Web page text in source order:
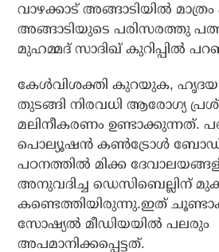
വാഴക്കാട് അങ്ങാടിയില്‍
അങ്ങാടിയുടെ പരിസരത്തു
മുഹമ്മദ് സാദിഖ് കുറിപ്പില്‍
കേള്‍വിശക്തി കുറയുക,
തുടങ്ങി നിരവധി ആരോഗ്യ
മലിനീകരണം ഉണ്ടാക്കുന്നത്.
പൊല്യൂഷന്‍ കണ്‍ട്രോള്‍ ബോഡ്
പഠനത്തില്‍ മിക്ക
അനുവദിച്ച ഡെസിബെല്ലിന്
കണ്ടെത്തിയിരുന്നു.ഇത്
സോഷ്യല്‍ മീഡിയയില്‍ പലരും
അപമാനിക്കപ്പെട്ടത്.